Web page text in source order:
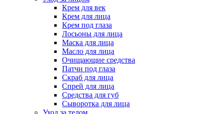
Крем для век
Крем для лица
Крем под глаза
Лосьоны для лица
Маска для лица
Масло для лица
Очищающие средства
Патчи под глаза
Скраб для лица
Спрей для лица
Средства для губ
Сыворотка для лица
Уход за телом